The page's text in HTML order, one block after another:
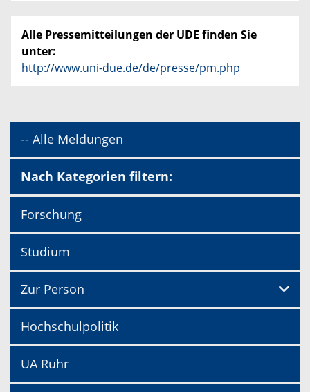
Alle Pressemitteilungen der UDE finden Sie
unter:
http://www.uni-due.de/de/presse/pm.php
-- Alle Meldungen
Nach Kategorien filtern:
Forschung
Studium
Zur Person
Hochschulpolitik
UA Ruhr